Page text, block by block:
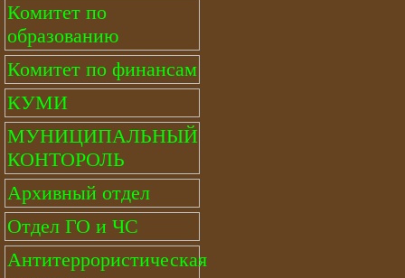
Комитет по
образованию
Комитет по финансам
КУМИ
МУНИЦИПАЛЬНЫЙ
КОНТОРОЛЬ
Архивный отдел
Отдел ГО и ЧС
Антитеррористическая